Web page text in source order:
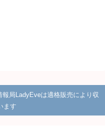
局LadyEveは適格販売により収
ます